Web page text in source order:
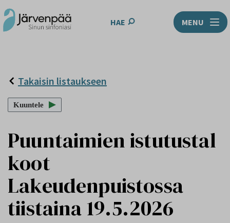
HAE MENU
Takaisin listaukseen
Kuuntele
Puuntaimien istutustal
koot
Lakeudenpuistossa
tiistaina 19.5.2026